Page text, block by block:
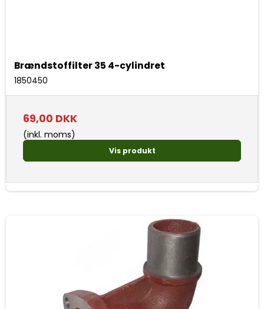
Brændstoffilter 35 4-cylindret
1850450
69,00 DKK
(inkl. moms)
Vis produkt